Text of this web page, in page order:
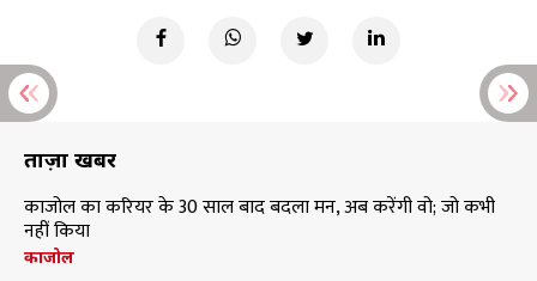
ताज़ा खबरें
काजोल का करियर के 30 साल बाद बदला मन, अब करेंगी वो; जो कभी
नहीं किया
काजोल